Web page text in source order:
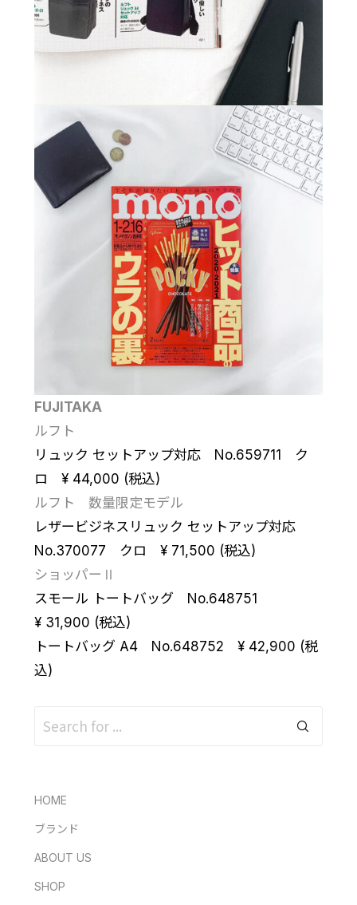
FUJITAKA
ルフト
リュック セットアップ対応 No.659711 ク
ロ ¥ 44,000 (税込)
ルフト 数量限定モデル
レザービジネスリュック セットアップ対応
No.370077 クロ ¥ 71,500 (税込)
ショッパーⅡ
スモール トートバッグ No.648751
¥ 31,900 (税込)
トートバッグ A4 No.648752 ¥ 42,900 (税
込)
HOME
ブランド
ABOUT US
SHOP